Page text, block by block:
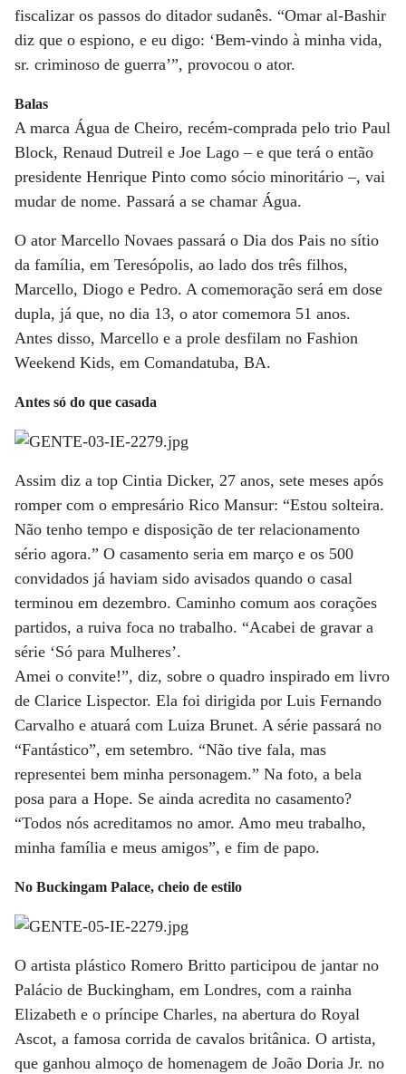
fiscalizar os passos do ditador sudanês. “Omar al-Bashir
diz que o espiono, e eu digo: ‘Bem-vindo à minha vida,
sr. criminoso de guerra’”, provocou o ator.
Balas
A marca Água de Cheiro, recém-comprada pelo trio Paul
Block, Renaud Dutreil e Joe Lago – e que terá o então
presidente Henrique Pinto como sócio minoritário –, vai
mudar de nome. Passará a se chamar Água.
O ator Marcello Novaes passará o Dia dos Pais no sítio
da família, em Teresópolis, ao lado dos três filhos,
Marcello, Diogo e Pedro. A comemoração será em dose
dupla, já que, no dia 13, o ator comemora 51 anos.
Antes disso, Marcello e a prole desfilam no Fashion
Weekend Kids, em Comandatuba, BA.
Antes só do que casada
Assim diz a top Cintia Dicker, 27 anos, sete meses após
romper com o empresário Rico Mansur: “Estou solteira.
Não tenho tempo e disposição de ter relacionamento
sério agora.” O casamento seria em março e os 500
convidados já haviam sido avisados quando o casal
terminou em dezembro. Caminho comum aos corações
partidos, a ruiva foca no trabalho. “Acabei de gravar a
série ‘Só para Mulheres’.
Amei o convite!”, diz, sobre o quadro inspirado em livro
de Clarice Lispector. Ela foi dirigida por Luis Fernando
Carvalho e atuará com Luiza Brunet. A série passará no
“Fantástico”, em setembro. “Não tive fala, mas
representei bem minha personagem.” Na foto, a bela
posa para a Hope. Se ainda acredita no casamento?
“Todos nós acre­ditamos no amor. Amo meu trabalho,
minha família e meus amigos”, e fim de papo.
No Buckingam Palace, cheio de estilo
O artista plástico Romero Britto participou de jantar no
Palácio de Buckingham, em Londres, com a rainha
Elizabeth e o príncipe Charles, na abertura do Royal
Ascot, a famosa corrida de cavalos britânica. O artista,
que ganhou almoço de homenagem de João Doria Jr. no